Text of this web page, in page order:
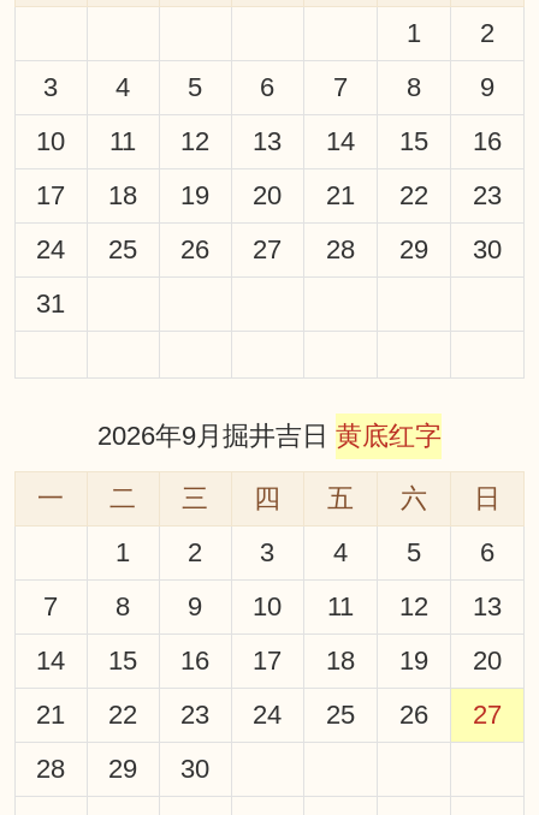
1
2
3
4 5 6 7 8
9
10
11 12 13 14 15
16
17
18 19 20 21 22
23
24
25 26 27 28 29
30
31
2026年9月掘井吉日 黄底红字
一 二 三 四 五 六
日
1
2 3 4 5
6
7
8 9 10 11 12
13
14
15 16 17 18 19
20
21
22 23 24 25 26
27
28
29 30